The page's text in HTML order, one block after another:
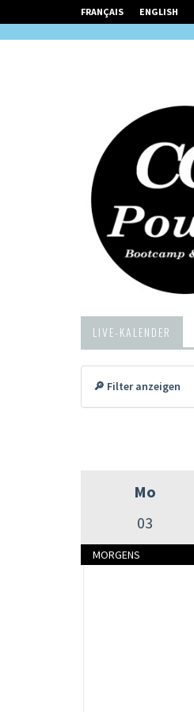
FRANÇAIS ENGLISH
LIVE-KALENDER
🔎 Filter anzeigen
Mo
03
MORGENS